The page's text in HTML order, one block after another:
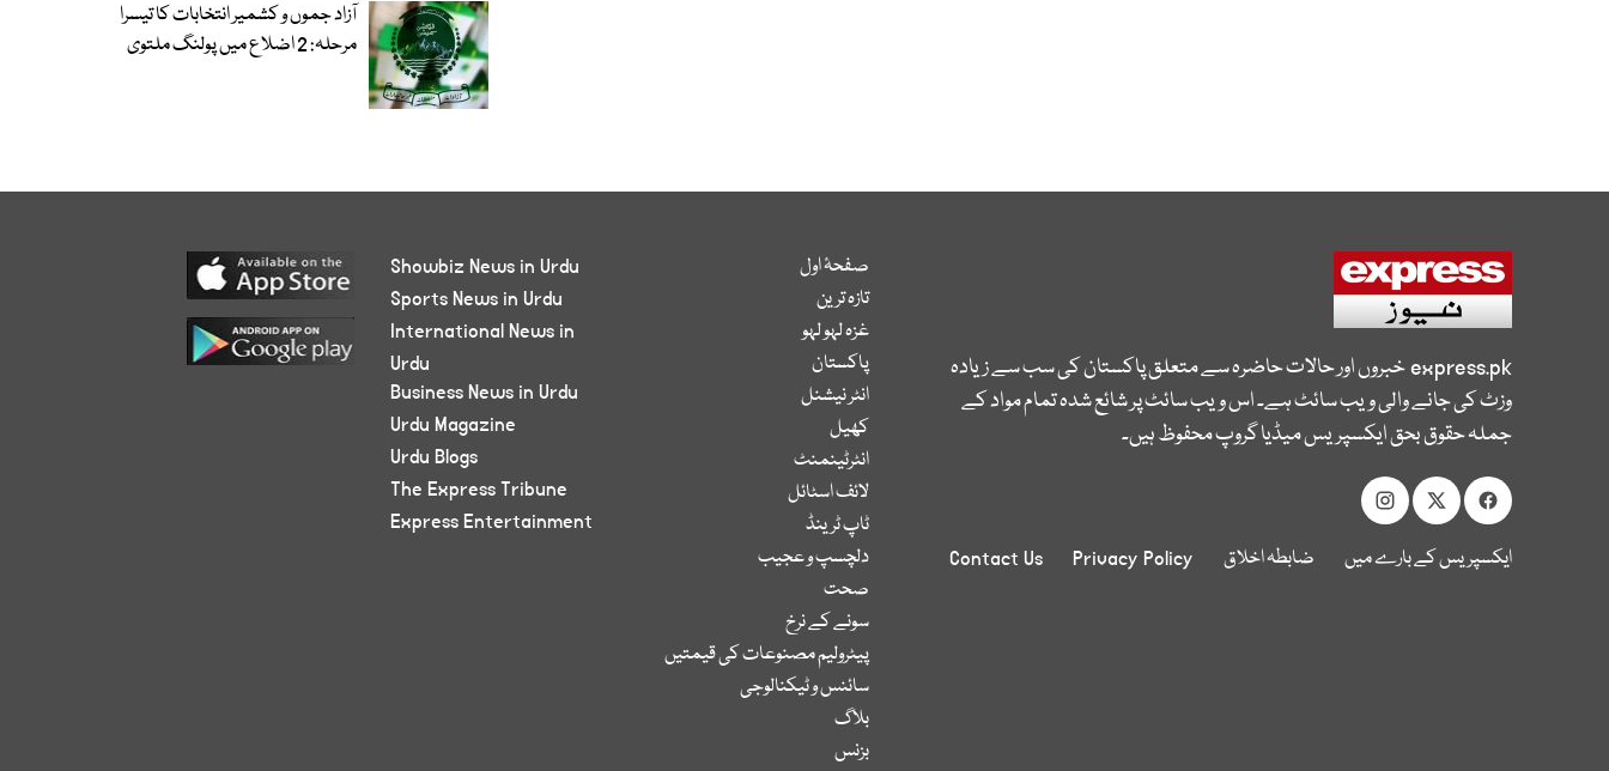
آزاد جموں و کشمیر انتخابات کا تیسرا
مرحلہ: 2 اضلاع میں پولنگ ملتوی
express.pkخبروں اور حالات حاضرہ سے متعلق پاکستان کی سب سے زیادہ
وزٹ کی جانے والی ویب سائٹ ہے۔ اس ویب سائٹ پر شائع شدہ تمام مواد کے
جملہ حقوق بحق ایکسپریس میڈیا گروپ محفوظ ہیں۔
ایکسپریس کے بارے میں ضابطہ اخلاق Privacy Policy
Contact Us
صفحۂ اول
تازہ ترین
غزہ لہو لہو
پاکستان
انٹر نیشنل
کھیل
انٹرٹینمنٹ
لائف اسٹائل
ٹاپ ٹرینڈ
دلچسپ و عجیب
صحت
سونے کے نرخ
پیٹرولیم مصنوعات کی قیمتیں
سائنس و ٹیکنالوجی
بلاگ
بزنس
Showbiz News in Urdu
Sports News in Urdu
International News in
Urdu
Business News in Urdu
Urdu Magazine
Urdu Blogs
The Express Tribune
Express Entertainment